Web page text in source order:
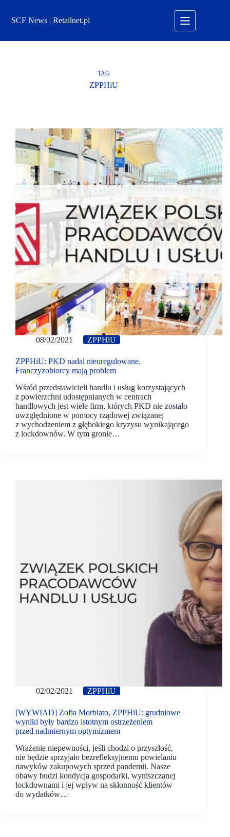
treściSCF News | Retailnet.pl
TAG
ZPPHiU
08/02/2021 ZPPHiU
ZPPHiU: PKD nadal nieuregulowane.
Franczyzobiorcy mają problem
Wśród przedstawicieli handlu i usług korzystających
z powierzchni udostępnianych w centrach
handlowych jest wiele firm, których PKD nie zostało
uwzględnione w pomocy rządowej związanej
z wychodzeniem z głębokiego kryzysu wynikającego
z lockdownów. W tym gronie…
02/02/2021 ZPPHiU
[WYWIAD] Zofia Morbiato, ZPPHiU: grudniowe
wyniki były bardzo istotnym ostrzeżeniem
przed nadmiernym optymizmem
Wrażenie niepewności, jeśli chodzi o przyszłość,
nie będzie sprzyjało bezrefleksyjnemu powielaniu
nawyków zakupowych sprzed pandemii. Nasze
obawy budzi kondycja gospodarki, wyniszczanej
lockdownami i jej wpływ na skłonność klientów
do wydatków…